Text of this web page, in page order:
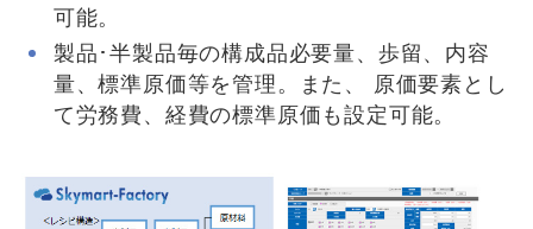
可能。
製品･半製品毎の構成品必要量、歩留、内容
量、標準原価等を管理。また、 原価要素とし
て労務費、経費の標準原価も設定可能。